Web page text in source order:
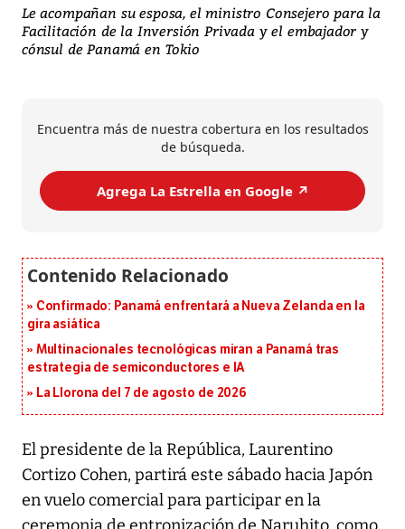
Le acompañan su esposa, el ministro Consejero para la
Facilitación de la Inversión Privada y el embajador y
cónsul de Panamá en Tokio
Encuentra más de nuestra cobertura en los resultados
de búsqueda.
Agrega La Estrella en Google ↗️
Confirmado: Panamá enfrentará a Nueva Zelanda en la
gira asiática
Multinacionales tecnológicas miran a Panamá tras
estrategia de semiconductores e IA
La Llorona del 7 de agosto de 2026
El presidente de la República, Laurentino
Cortizo Cohen, partirá este sábado hacia Japón
en vuelo comercial para participar en la